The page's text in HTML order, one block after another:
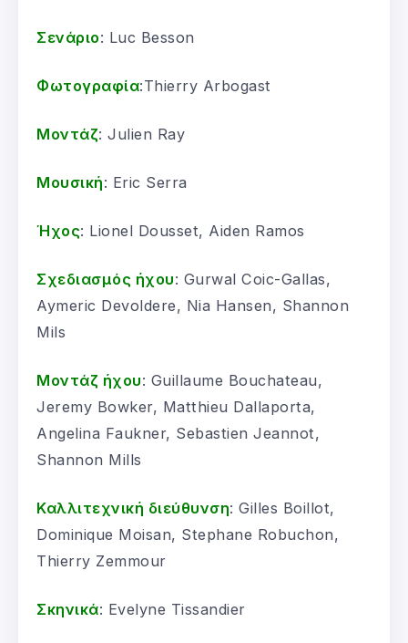
Σενάριο: Luc Besson
Φωτογραφία:Thierry Arbogast
Μοντάζ: Julien Ray
Μουσική: Eric Serra
Ήχος: Lionel Dousset, Aiden Ramos
Σχεδιασμός ήχου: Gurwal Coic-Gallas,
Aymeric Devoldere, Nia Hansen, Shannon
Mils
Μοντάζ ήχου: Guillaume Bouchateau,
Jeremy Bowker, Matthieu Dallaporta,
Angelina Faukner, Sebastien Jeannot,
Shannon Mills
Καλλιτεχνική διεύθυνση: Gilles Boillot,
Dominique Moisan, Stephane Robuchon,
Thierry Zemmour
Σκηνικά: Evelyne Tissandier